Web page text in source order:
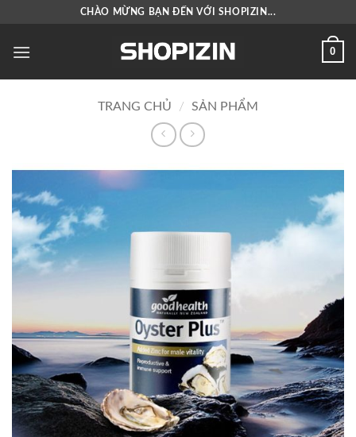
nội
CHÀO MỪNG BẠN ĐẾN VỚI SHOPIZIN...
0
TRANG CHỦ / SẢN PHẨM